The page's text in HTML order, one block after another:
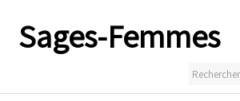
Sages-Femmes